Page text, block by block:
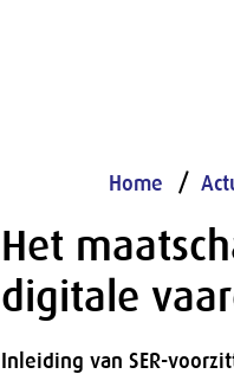
Home
Het
digitale
Inleiding van SER-